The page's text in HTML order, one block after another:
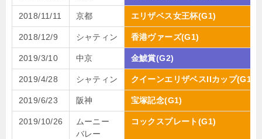
2018/11/11 京都 エリザベス女王杯(G1)
2018/12/9 シャティン 香港ヴァーズ(G1)
2019/3/10 中京 金鯱賞(G2)
2019/4/28 シャティン クイーンエリザベスIIカップ(G1)
2019/6/23 阪神 宝塚記念(G1)
2019/10/26
ムーニー
バレー
コックスプレート(G1)